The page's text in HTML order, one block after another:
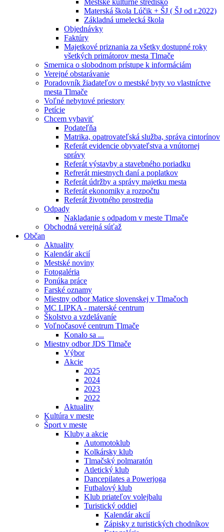
Mestské kultúrne stredisko
Materská škola Lúčik + ŠJ ( ŠJ od r.2022)
Základná umelecká škola
Objednávky
Faktúry
Majetkové priznania za všetky dostupné roky
všetkých primátorov mesta Tlmače
Smernica o slobodnom prístupe k informáciám
Verejné obstarávanie
Poradovník žiadateľov o mestské byty vo vlastníctve
mesta Tlmače
Voľné nebytové priestory
Petície
Chcem vybaviť
Podateľňa
Matrika, opatrovateľská služba, správa cintorínov
Referát evidencie obyvateľstva a vnútornej
správy
Referát výstavby a stavebného poriadku
Refrerát miestnych daní a poplatkov
Referát údržby a správy majetku mesta
Referát ekonomiky a rozpočtu
Referát životného prostredia
Odpady
Nakladanie s odpadom v meste Tlmače
Obchodná verejná súťaž
Občan
Aktuality
Kalendár akcií
Mestské noviny
Fotogaléria
Ponúka práce
Farské oznamy
Miestny odbor Matice slovenskej v Tlmačoch
MC LIPKA - materské centrum
Školstvo a vzdelávaníe
Voľnočasové centrum Tlmače
Konalo sa ...
Miestny odbor JDS Tlmače
Výbor
Akcie
2025
2024
2023
2022
Aktuality
Kultúra v meste
Šport v meste
Kluby a akcie
Automotoklub
Kolkársky klub
Tlmačský polmaratón
Atletický klub
Dancepilates a Powerjoga
Futbalový klub
Klub priateľov volejbalu
Turistický oddiel
Kalendár akcií
Zápisky z turistických chodníkov